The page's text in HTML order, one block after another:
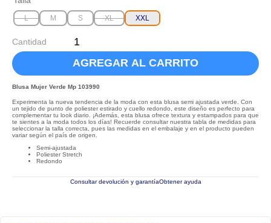
L M S XL XXL
Cantidad
AGREGAR AL CARRITO
Blusa Mujer Verde Mp 103990
Experimenta la nueva tendencia de la moda con esta blusa semi ajustada verde. Con
un tejido de punto de poliester estirado y cuello redondo, este diseño es perfecto para
complementar tu look diario. ¡Además, esta blusa ofrece textura y estampados para que
te sientes a la moda todos los días! Recuerde consultar nuestra tabla de medidas para
seleccionar la talla correcta, pues las medidas en el embalaje y en el producto pueden
variar según el país de origen.
Semi-ajustada
Poliester Stretch
Redondo
Consultar devolución y garantíaObtener ayuda